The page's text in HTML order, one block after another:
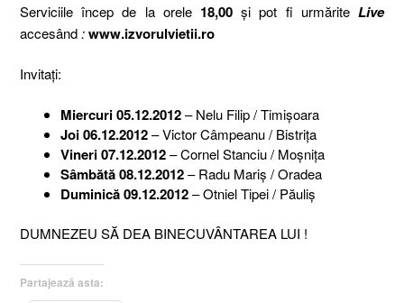
Serviciile încep de la orele18,00 şi pot fi urmăriteLive
accesând :www.izvorulvietii.ro
Invitaţi:
Miercuri 05.12.2012– Nelu Filip / Timişoara
Joi 06.12.2012– Victor Câmpeanu / Bistriţa
Vineri 07.12.2012– Cornel Stanciu / Moşniţa
Sâmbătă 08.12.2012– Radu Mariş / Oradea
Duminică 09.12.2012– Otniel Tipei / Păuliş
DUMNEZEU SĂ DEA BINECUVÂNTAREA LUI !
Partajează asta: